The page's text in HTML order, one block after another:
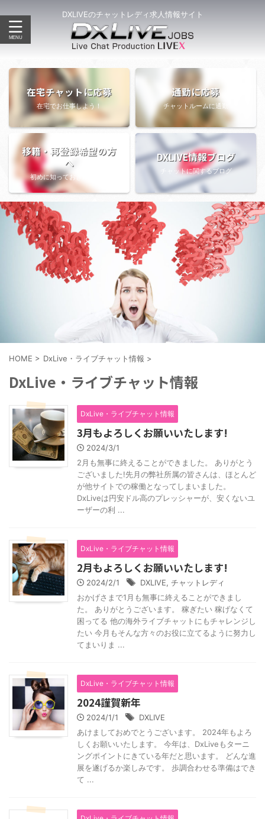
DXLIVEのチャットレディ求人情報サイト
在宅チャットに応募
在宅でお仕事しよう！
通勤に応募
チャットルームに通勤
移籍・再登録希望の方
へ
初めに知っておきたい情報
DXLIVE情報ブログ
チャットに関するブログ
HOME > DxLive・ライブチャット情報 >
DxLive・ライブチャット情報
DxLive・ライブチャット情報
3月もよろしくお願いいたします!
2024/3/1
2月も無事に終えることができました。 ありがとう
ございました!先月の弊社所属の皆さんは、ほとんど
が他サイトでの稼働となってしまいました。
DxLiveは円安ドル高のプレッシャーが、安くないユ
ーザーの利 ...
DxLive・ライブチャット情報
2月もよろしくお願いいたします!
2024/2/1 DXLIVE, チャットレディ
おかげさまで1月も無事に終えることができまし
た。 ありがとうございます。 稼ぎたい 稼げなくて
困ってる 他の海外ライブチャットにもチャレンジし
たい 今月もそんな方々のお役に立てるように努力し
てまいりま ...
DxLive・ライブチャット情報
2024謹賀新年
2024/1/1
DXLIVE
あけましておめでとうございます。 2024年もよろ
しくお願いいたします。 今年は、DxLiveもターニ
ングポイントにきている年だと思います。 どんな進
展を遂げるか楽しみです。 歩調合わせる準備はでき
て ...